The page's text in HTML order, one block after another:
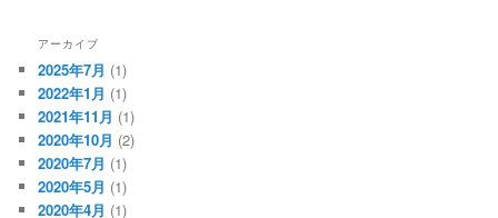
アーカイブ
2025年7月 (1)
2022年1月 (1)
2021年11月 (1)
2020年10月 (2)
2020年7月 (1)
2020年5月 (1)
2020年4月 (1)